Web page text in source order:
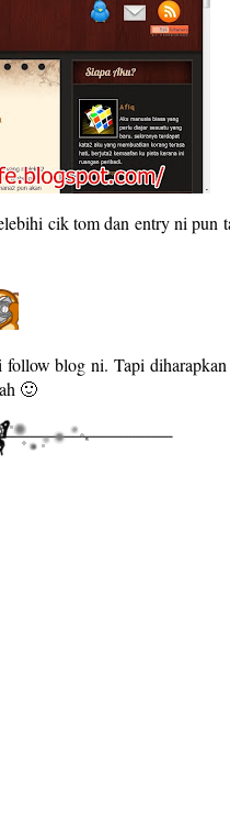
cik tom dan entry ni
blog ni. Tapi
🙂